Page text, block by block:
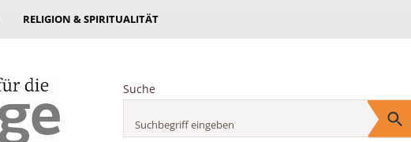
RELIGION & SPIRITUALITÄT
Suche